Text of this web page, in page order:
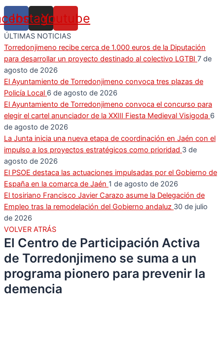
Instagram
Youtube
ÚLTIMAS NOTICIAS
Torredonjimeno recibe cerca de 1.000 euros de la Diputación
para desarrollar un proyecto destinado al colectivo LGTBI 7 de
agosto de 2026
El Ayuntamiento de Torredonjimeno convoca tres plazas de
Policía Local 6 de agosto de 2026
El Ayuntamiento de Torredonjimeno convoca el concurso para
elegir el cartel anunciador de la XXIII Fiesta Medieval Visigoda 6
de agosto de 2026
La Junta inicia una nueva etapa de coordinación en Jaén con el
impulso a los proyectos estratégicos como prioridad 3 de
agosto de 2026
El PSOE destaca las actuaciones impulsadas por el Gobierno de
España en la comarca de Jaén 1 de agosto de 2026
El tosiriano Francisco Javier Carazo asume la Delegación de
Empleo tras la remodelación del Gobierno andaluz 30 de julio
de 2026
VOLVER ATRÁS
El Centro de Participación Activa
de Torredonjimeno se suma a un
programa pionero para prevenir la
demencia